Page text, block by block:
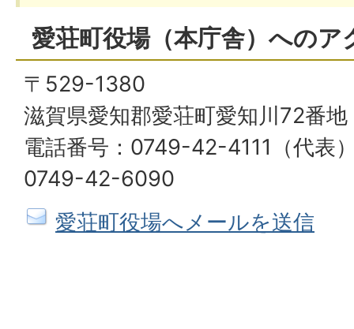
愛荘町役場（本庁舎）へのア
〒529-1380
滋賀県愛知郡愛荘町愛知川72番地
電話番号：0749-42-4111（代
0749-42-6090
愛荘町役場へメールを送信